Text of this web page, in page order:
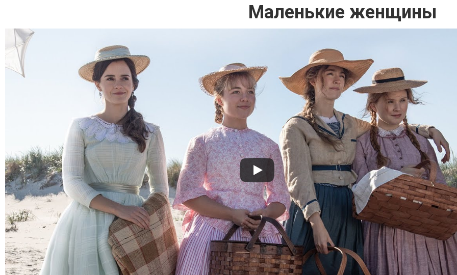
Маленькие женщины